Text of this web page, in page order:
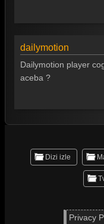
Güldür güldür 200.
Güldür güldür 199.
Güldür güldür
Güldür güldür 195.
Güldür güldür
Güldür güldür
dailymotion
Dailymotion player
aceba ?
Dizi izle
Privacy